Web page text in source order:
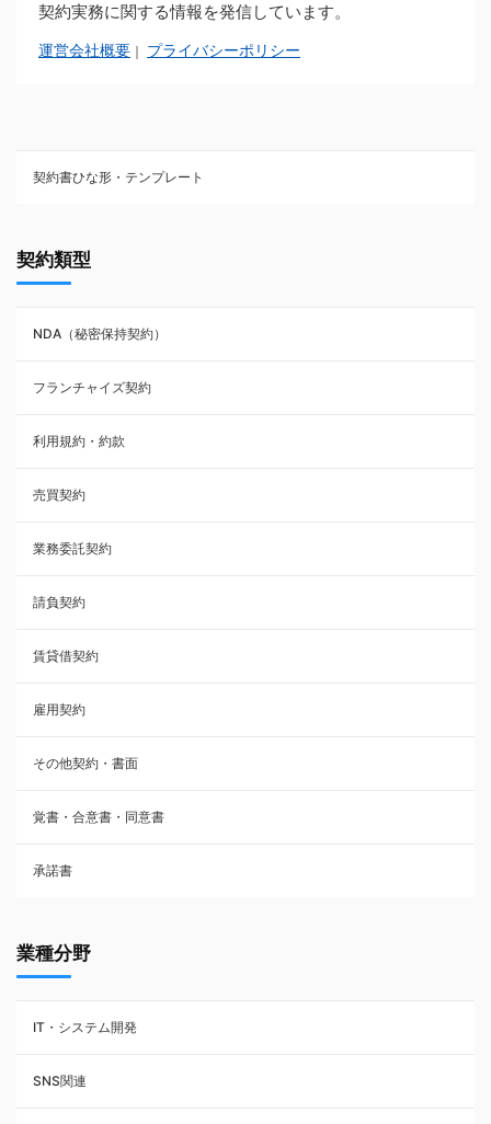
契約実務に関する情報を発信しています。
運営会社概要 ｜ プライバシーポリシー
契約書ひな形・テンプレート
NDA（秘密保持契約）
業務委託契約
利用規約・約款
覚書・合意書・同意書
承諾書
雇用契約
その他契約・書面
売買契約
株主総会議事録・関連書類
請負契約
フランチャイズ契約
賃貸借契約
契約類型
NDA（秘密保持契約）
フランチャイズ契約
利用規約・約款
売買契約
業務委託契約
請負契約
賃貸借契約
雇用契約
その他契約・書面
覚書・合意書・同意書
承諾書
業種分野
IT・システム開発
SNS関連